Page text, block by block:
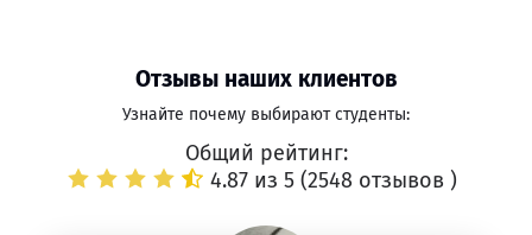
Отзывы наших клиентов
Узнайте почему выбирают студенты:
Общий рейтинг:
4.87 из 5 (2548 отзывов )